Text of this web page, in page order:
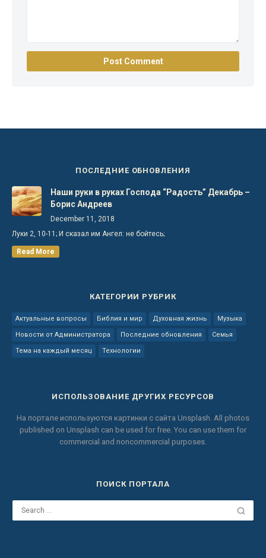
ПОСЛЕДНИЕ ОБНОВЛЕНИЯ
Наши руки в руках Господа “Радость” Декабрь –
Борис Андреев
December 11, 2018
Луки 2, 10-11; И сказал им Ангел: не бойтесь;
Read More
КАТЕГОРИИ РУБРИК
Актуальные вопросы Библия и мир Духовная жизнь Музыка
Новости от Администратора Последние обновления Семья
Тема на каждый месяц Технологии
ИСПОЛЬЗОВАНИЕ ДРУГИХ РЕСУРСОВ
На портале используются картинки с сайта Unsplash. All photos
published on Unsplash can be used for free. You can use them for
commercial and noncommercial purposes.
ПОИСК ПОРТАЛА